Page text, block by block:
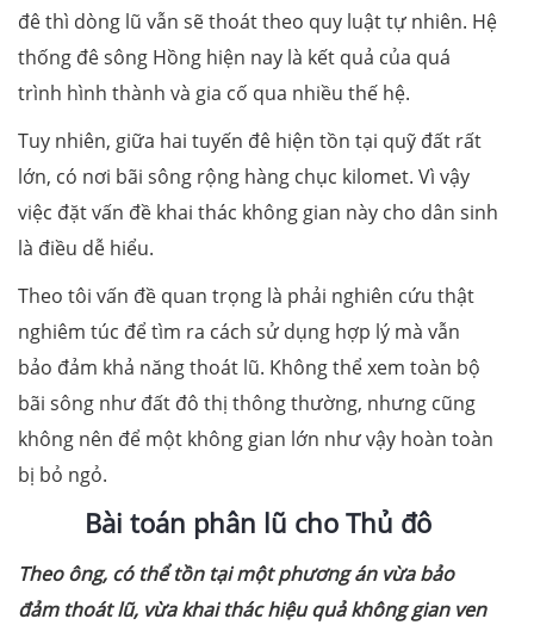
đê thì dòng lũ vẫn sẽ thoát theo quy luật tự nhiên. Hệ
thống đê sông Hồng hiện nay là kết quả của quá
trình hình thành và gia cố qua nhiều thế hệ.
Tuy nhiên, giữa hai tuyến đê hiện tồn tại quỹ đất rất
lớn, có nơi bãi sông rộng hàng chục kilomet. Vì vậy
việc đặt vấn đề khai thác không gian này cho dân sinh
là điều dễ hiểu.
Theo tôi vấn đề quan trọng là phải nghiên cứu thật
nghiêm túc để tìm ra cách sử dụng hợp lý mà vẫn
bảo đảm khả năng thoát lũ. Không thể xem toàn bộ
bãi sông như đất đô thị thông thường, nhưng cũng
không nên để một không gian lớn như vậy hoàn toàn
bị bỏ ngỏ.
Bài toán phân lũ cho Thủ đô
Theo ông, có thể tồn tại một phương án vừa bảo
đảm thoát lũ, vừa khai thác hiệu quả không gian ven